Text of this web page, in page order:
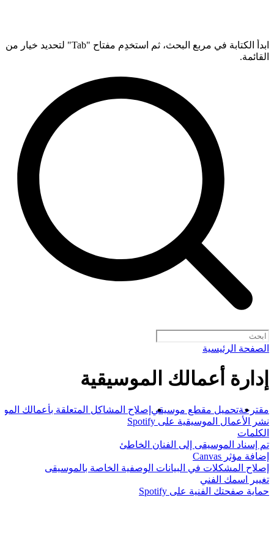
ابدأ الكتابة في مربع البحث، ثم استخدِم مفتاح "Tab" لتحديد خيار من
القائمة.
الصفحة الرئيسية
إدارة أعمالك الموسيقية
مقترحةتحميل مقطع موسيقي إصلاح المشاكل المتعلقة بأعمالك
نشر الأعمال الموسيقية على Spotify
الكلمات
تم إسناد الموسيقى إلى الفنان الخاطئ
إضافة مؤثر Canvas
إصلاح المشكلات في البيانات الوصفية الخاصة بالموسيقى
تغيير اسمك الفني
حماية صفحتك الفنية على Spotify